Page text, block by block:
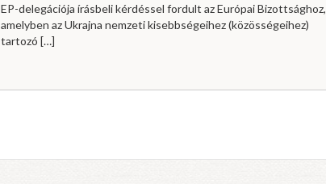
EP-delegációja írásbeli kérdéssel fordult az Európai Bizottsághoz,
amelyben az Ukrajna nemzeti kisebbségeihez (közösségeihez)
tartozó […]